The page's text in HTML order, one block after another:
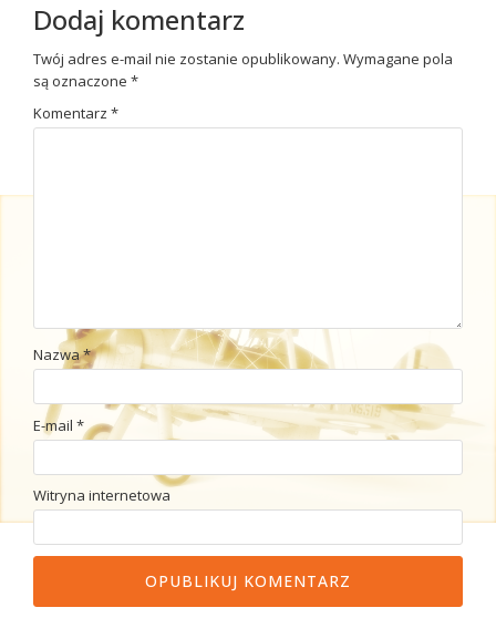
Dodaj komentarz
Twój adres e-mail nie zostanie opublikowany. Wymagane pola
są oznaczone *
Komentarz *
Nazwa*
E-mail *
Witryna internetowa